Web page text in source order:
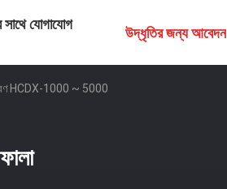
যোগাযোগ
উদ্ধৃতির জন্য আবেদন
HCDX-1000 ~ 5000